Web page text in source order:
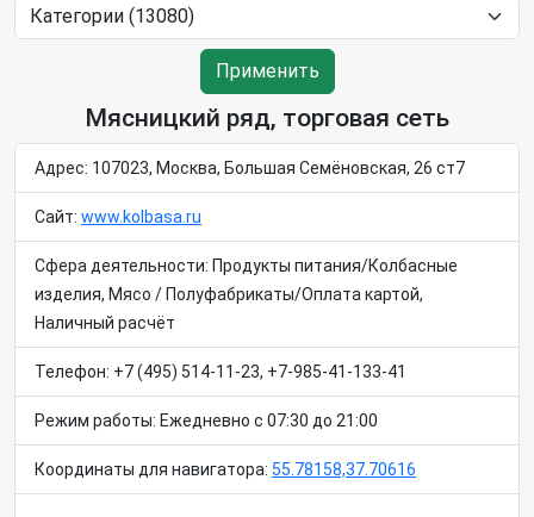
Применить
Мясницкий ряд, торговая сеть
Адрес: 107023, Москва, Большая Семёновская, 26 ст7
Сайт: www.kolbasa.ru
Сфера деятельности: Продукты питания/Колбасные
изделия, Мясо / Полуфабрикаты/Оплата картой,
Наличный расчёт
Телефон: +7 (495) 514-11-23, +7-985-41-133-41
Режим работы: Ежедневно с 07:30 до 21:00
Координаты для навигатора: 55.78158,37.70616